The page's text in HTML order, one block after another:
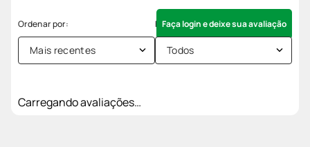
Faça login e deixe sua avaliação
Mais recentes Todos
Carregando avaliações…